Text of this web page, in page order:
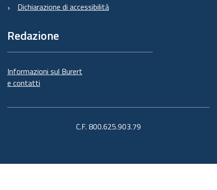
Dichiarazione di accessibilità
Redazione
Informazioni sul Burert
e contatti
C.F. 800.625.903.79